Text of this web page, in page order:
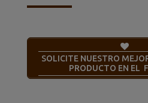
SOLICITE NUESTRO
PRODUCTO EN EL